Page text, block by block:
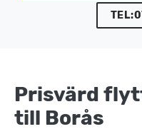
Prisvärd
till Borås